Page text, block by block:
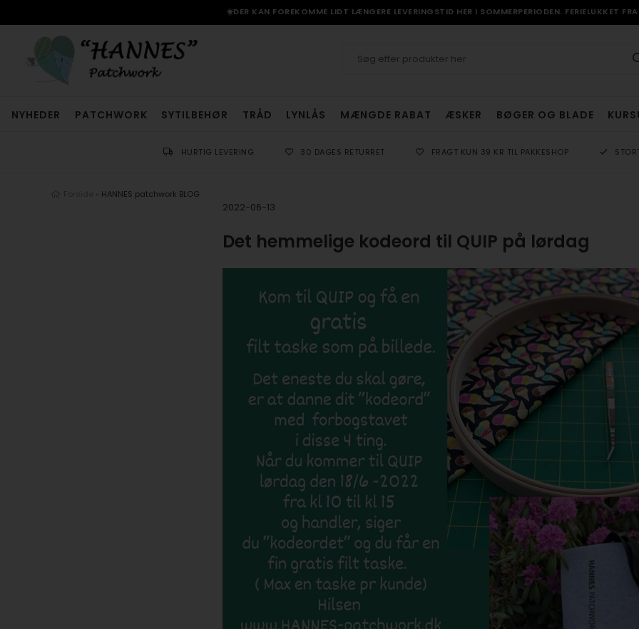
☀️DER KAN FOREKOMME LIDT LÆNGERE LEVERINGSTID HER I SOMMERPERIODEN. FERIELUKKET
NYHEDER PATCHWORK SYTILBEHØR TRÅD LYNLÅS MÆNGDE RABAT ÆSKER BØGER OG BLADE
HURTIG LEVERING 30 DAGES RETURRET FRAGT KUN 39 KR TIL PAKKESHOP
HANNES patchwork BLOG
2022-06-13
Det hemmelige kodeord til QUIP på lørdag